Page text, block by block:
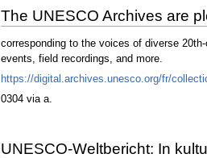
The UNESCO Archives are
corresponding to the voices of diverse
events, field recordings, and more.
https://digital.archives.unesco.org/fr/
0304 via a.
UNESCO-Weltbericht: In